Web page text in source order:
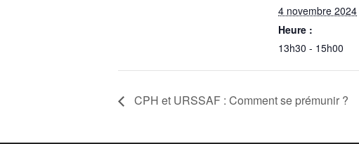
4 novembre 2024
Heure :
13h30 - 15h00
CPH et URSSAF : Comment se prémunir ?